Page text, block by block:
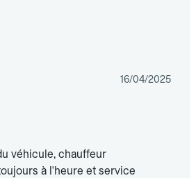
16/04/2025
véhicule, chauffeur
à l'heure et service